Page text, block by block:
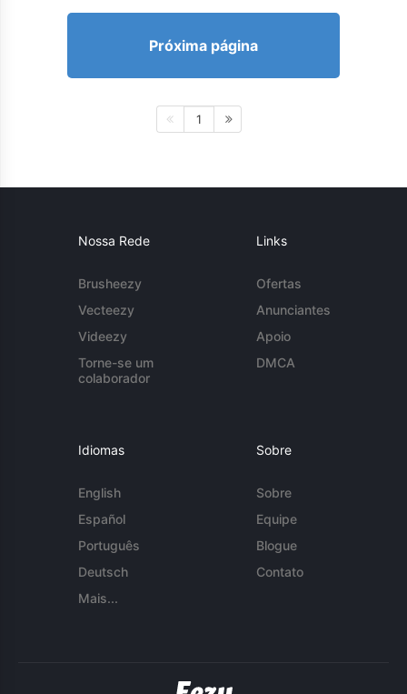
Próxima página
1
Nossa Rede
Brusheezy
Vecteezy
Videezy
Torne-se um
colaborador
Links
Ofertas
Anunciantes
Apoio
DMCA
Idiomas
English
Español
Português
Deutsch
Mais...
Sobre
Sobre
Equipe
Blogue
Contato